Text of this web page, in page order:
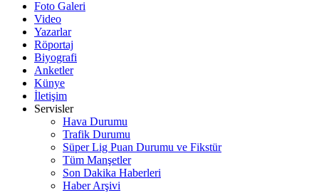
Foto Galeri
Video
Yazarlar
Röportaj
Biyografi
Anketler
Künye
İletişim
Servisler
Hava Durumu
Trafik Durumu
Süper Lig Puan Durumu ve Fikstür
Tüm Manşetler
Son Dakika Haberleri
Haber Arşivi